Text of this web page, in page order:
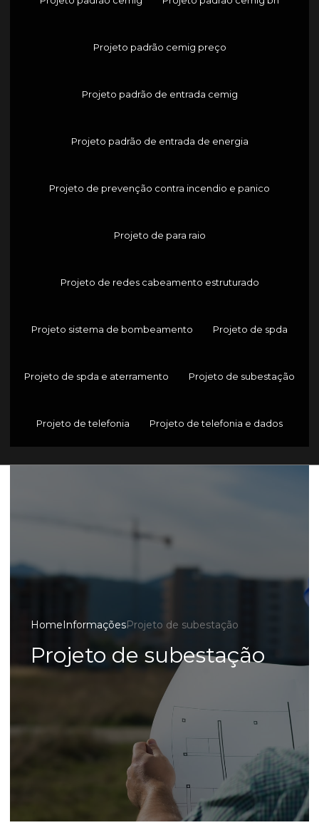
Projeto padrão cemig preço
Projeto padrão de entrada cemig
Projeto padrão de entrada de energia
Projeto de prevenção contra incendio e panico
Projeto de para raio
Projeto de redes cabeamento estruturado
Projeto sistema de bombeamento Projeto de spda
Projeto de spda e aterramento Projeto de subestação
Projeto de telefonia Projeto de telefonia e dados
HomeInformaçõesProjeto de subestação
Projeto de subestação